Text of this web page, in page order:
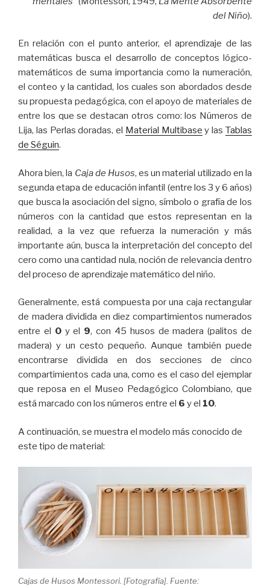
del Niño).
En relación con el punto anterior, el aprendizaje de las
matemáticas busca el desarrollo de conceptos lógico-
matemáticos de suma importancia como la numeración,
el conteo y la cantidad, los cuales son abordados desde
su propuesta pedagógica, con el apoyo de materiales de
entre los que se destacan otros como: los Números de
Lija, las Perlas doradas, el
Material Multibase y lasTablas
de Séguin.
Ahora bien, la Caja de Husos, es un material utilizado en la
segunda etapa de educación infantil (entre los 3 y 6 años)
que busca la asociación del signo, símbolo o grafía de los
números con la cantidad que estos representan en la
realidad, a la vez que refuerza la numeración y más
importante aún, busca la interpretación del concepto del
cero como una cantidad nula, noción de relevancia dentro
del proceso de aprendizaje matemático del niño.
Generalmente, está compuesta por una caja rectangular
de madera dividida en diez compartimientos numerados
entre el 0y el 9, con 45 husos de madera (palitos de
madera) y un cesto pequeño. Aunque también puede
encontrarse dividida en dos secciones de cinco
compartimientos cada una, como es el caso del ejemplar
que reposa en el Museo Pedagógico Colombiano, que
está marcado con los números entre el 6 y el 10.
A continuación, se muestra el modelo más conocido de
este tipo de material:
Cajas de Husos Montessori. [Fotografía]. Fuente: